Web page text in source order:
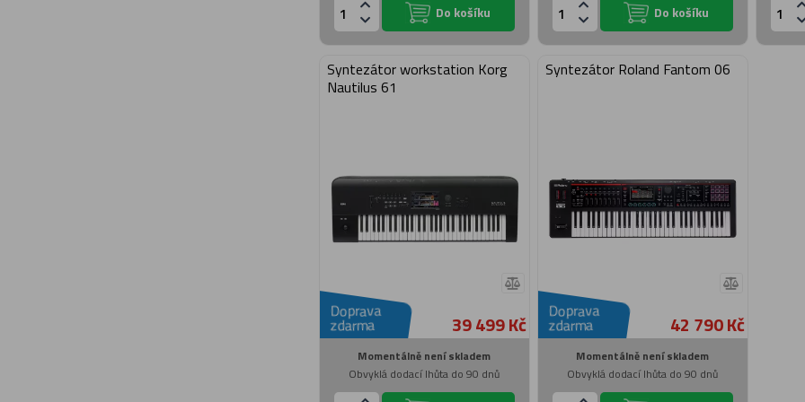
Do košíku Do košíku
Syntezátor workstation Korg
Nautilus 61
Doprava
zdarma 39 499 Kč
Momentálně není skladem
Obvyklá dodací lhůta do 90 dnů
Syntezátor Roland Fantom 06
Doprava
zdarma 42 790 Kč
Momentálně není skladem
Obvyklá dodací lhůta do 90 dnů